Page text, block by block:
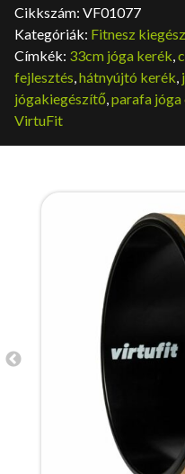
Cikkszám: VF01077
Kategóriák: Fitnesz
Címkék: 33cm jóga kerék,
fejlesztés,hátnyújtó kerék,
jógakiegészítő,parafa jóga
VirtuFit